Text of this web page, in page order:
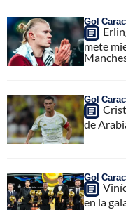
Gol
mete
Gol
de
Gol
en la